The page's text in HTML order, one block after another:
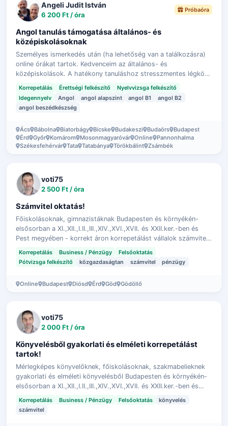
Angeli Judit István
6 200 Ft / óra
Próbaóra
Angol tanulás támogatása általános- és
középiskolásoknak
Személyes ismerkedés után (ha lehetőség van a találkozásra)
online órákat tartok. Kedvenceim az általános- és
középiskolások. A hatékony tanuláshoz stresszmentes légkört
biztosítok: semmi nem kötelez…
Korrepetálás Érettségi felkészítő
Nyelvvizsga felkészítő
Idegennyelv
Angol angol alapszint angol B1
angol B2
angol beszédkészség
Ács Bábolna Biatorbágy Bicske Budakeszi Budaörs Budapest
Érd
Győr Komárom Mosonmagyaróvár Online
Pannonhalma
Székesfehérvár Tata Tatabánya Törökbálint Zsámbék
voti75
2 500 Ft / óra
Számvitel oktatás!
Főiskolásoknak, gimnazistáknak Budapesten és környékén-
elsősorban a XI.,XII.,I.II.,III.,XIV.,XVI.,XVII. és XXII.ker.-ben és
Pest megyében - korrekt áron korrepetálást vállalok számvitel
Korrepetálás Business / Pénzügy
Felsőoktatás
Pótvizsga felkészítő
közgazdaságtan számvitel pénzügy
Online Budapest Diósd Érd Göd Gödöllő
voti75
2 000 Ft / óra
Könyvelésből gyakorlati és elméleti korrepetálást
tartok!
Mérlegképes könyvelőknek, főiskolásoknak, szakmabelieknek
gyakorlati és elméleti könyvelésből Budapesten és környékén-
elsősorban a XI.,XII.,I.II.,III.,XIV.,XVI.,XVII. és XXII.ker.-ben és
Korrepetálás Business / Pénzügy Felsőoktatás
könyvelés
számvitel